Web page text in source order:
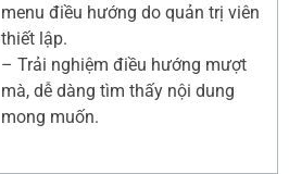
menu điều hướng do quản trị viên
thiết lập.
– Trải nghiệm điều hướng mượt
mà, dễ dàng tìm thấy nội dung
mong muốn.